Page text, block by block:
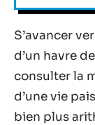
S’avancer
d’un havre
consulter la
d’une vie
bien plus